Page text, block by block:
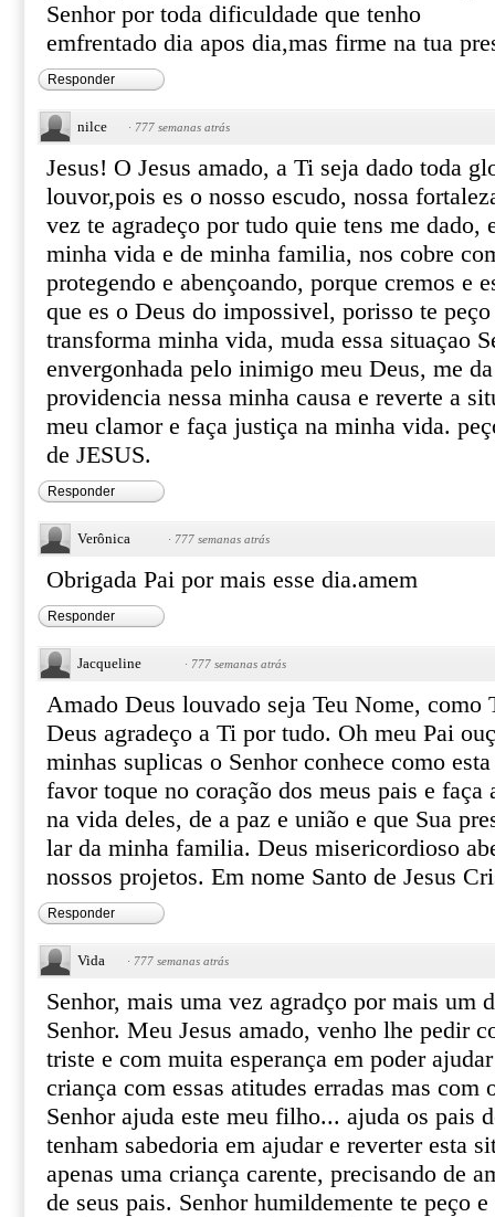
Senhor por toda dificuldade que tenho
emfrentado dia apos dia,mas firme na tua
Responder
nilce · 777 semanas atrás
Jesus! O Jesus amado, a Ti seja dado toda
louvor,pois es o nosso escudo, nossa
vez te agradeço por tudo quie tens me dado,
minha vida e de minha familia, nos cobre
protegendo e abençoando, porque cremos e
que es o Deus do impossivel, porisso te
transforma minha vida, muda essa situaçao
envergonhada pelo inimigo meu Deus, me
providencia nessa minha causa e reverte a
meu clamor e faça justiça na minha vida.
de JESUS.
Responder
Verônica · 777 semanas atrás
Obrigada Pai por mais esse dia.amem
Responder
Jacqueline · 777 semanas atrás
Amado Deus louvado seja Teu Nome, como
Deus agradeço a Ti por tudo. Oh meu Pai
minhas suplicas o Senhor conhece como
favor toque no coração dos meus pais e faça
na vida deles, de a paz e união e que Sua
lar da minha familia. Deus misericordioso
nossos projetos. Em nome Santo de Jesus
Responder
Vida · 777 semanas atrás
Senhor, mais uma vez agradço por mais um
Senhor. Meu Jesus amado, venho lhe pedir
triste e com muita esperança em poder
criança com essas atitudes erradas mas com
Senhor ajuda este meu filho... ajuda os pais
tenham sabedoria em ajudar e reverter esta
apenas uma criança carente, precisando de
de seus pais. Senhor humildemente te peço